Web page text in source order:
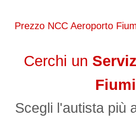
Prezzo NCC Aeroporto
Cerchi un
Scegli l'autista più